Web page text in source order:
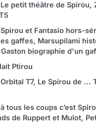
petit théâtre de Spirou,
et Fantasio hors-
gaffes, Marsupilami
biographie d'un
Ptirou
T7, Le Spirou de ...
tous les coups c’est
de Ruppert et Mulot,